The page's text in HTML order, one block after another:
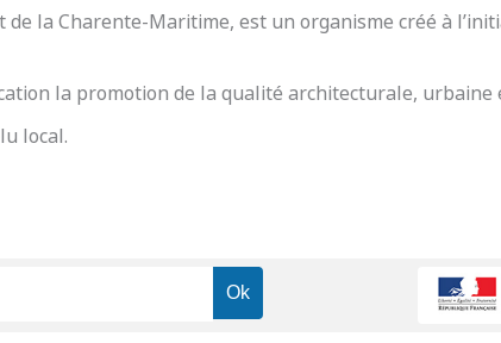
de la Charente-Maritime, est un organisme créé à
la promotion de la qualité architecturale,
local.